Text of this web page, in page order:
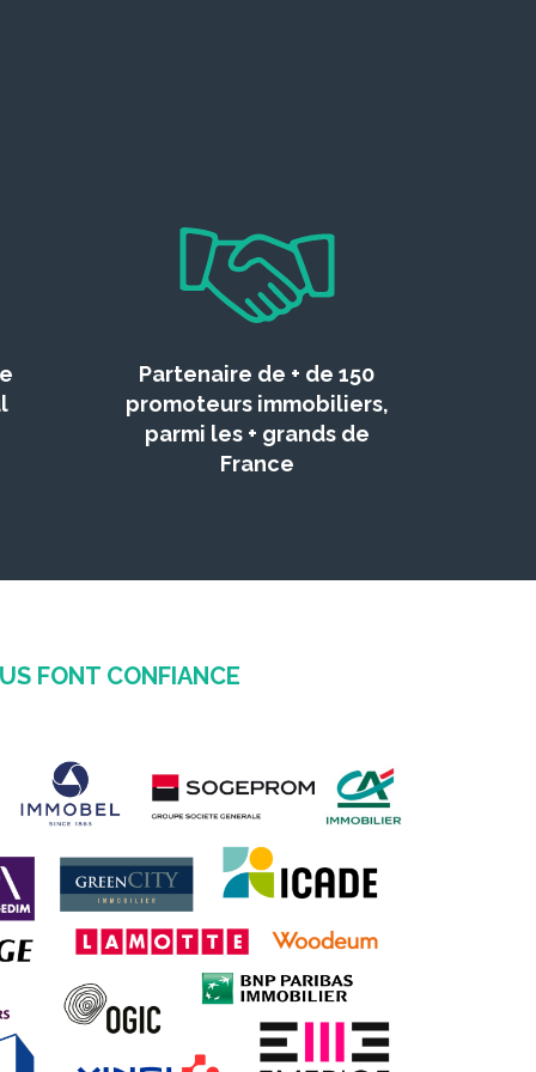
Partenaire de + de 150
promoteurs immobiliers,
parmi les + grands de
France
FONT CONFIANCE